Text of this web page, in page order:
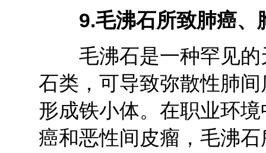
9.毛沸石所致肺癌、
毛沸石是一种罕见的
石类，可导致弥散性肺
形成铁小体。在职业环
癌和恶性间皮瘤，毛沸